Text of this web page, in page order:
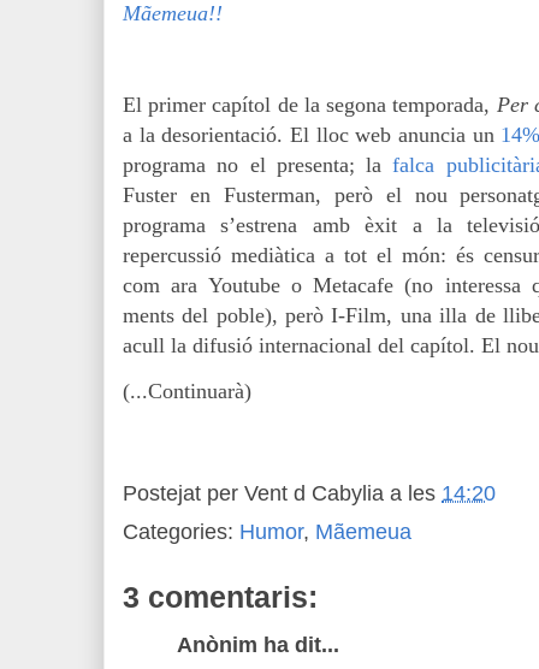
Mãemeua!!
El primer capítol de la segona temporada, Per
a la desorientació. El lloc web anuncia un
programa no el presenta; lafalca
Fuster en Fusterman, però el nou
programa s’estrena amb èxit a la
repercussió mediàtica a tot el món: és
com ara Youtube o Metacafe (no interessa
ments del poble), però I-Film, una illa de
acull la difusió internacional del capítol. El
(...Continuarà)
Postejat per Vent d Cabylia a les 14:20
Categories: Humor, Mãemeua
3 comentaris:
Anònim ha dit...